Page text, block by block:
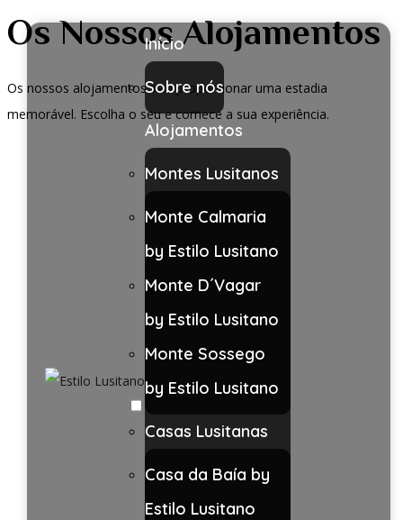
Início
Sobre nós
Alojamentos
Montes Lusitanos
Monte Calmaria
by Estilo Lusitano
Monte D´Vagar
by Estilo Lusitano
Monte Sossego
by Estilo Lusitano
Casas Lusitanas
Casa da Baía by
Estilo Lusitano
Os Nossos Alojamentos
Os nossos alojamentos irão proporcionar uma estadia
memorável. Escolha o seu e comece a sua experiência.
Casa Maré Alta by Estilo
Lusitano